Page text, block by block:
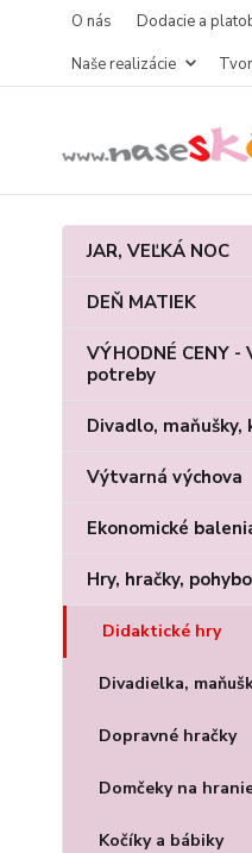
O nás Dodacie a
Naše realizácie
JAR, VEĽKÁ NOC
DEŇ MATIEK
VÝHODNÉ CENY
potreby
Divadlo, maňušky,
Výtvarná výchova
Ekonomické
Hry, hračky,
Didaktické hry
Divadielka,
Dopravné hračky
Domčeky na
Kočíky a bábiky